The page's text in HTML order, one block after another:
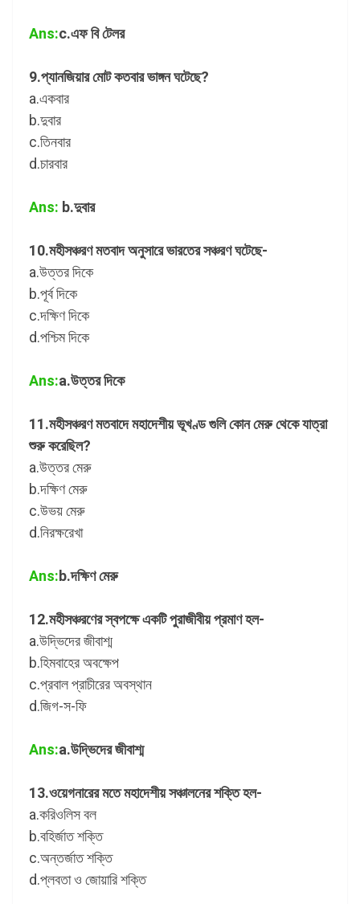
Ans:c.এফ বি টেলর
9.প্যানজিয়ার মোট কতবার ভাঙ্গন ঘটেছে?
a.একবার
b.দুবার
c.তিনবার
d.চারবার
Ans: b.দুবার
10.মহীসঞ্চরণ মতবাদ অনুসারে ভারতের সঞ্চরণ ঘটেছে-
a.উত্তর দিকে
b.পূর্ব দিকে
c.দক্ষিণ দিকে
d.পশ্চিম দিকে
Ans:a.উত্তর দিকে
11.মহীসঞ্চরণ মতবাদে মহাদেশীয় ভূখণ্ড গুলি কোন মেরু থেকে যাত্রা
শুরু করেছিল?
a.উত্তর মেরু
b.দক্ষিণ মেরু
c.উভয় মেরু
d.নিরক্ষরেখা
Ans:b.দক্ষিণ মেরু
12.মহীসঞ্চরণের স্বপক্ষে একটি পুরাজীবীয় প্রমাণ হল-
a.উদ্ভিদের জীবাশ্ম
b.হিমবাহের অবক্ষেপ
c.প্রবাল প্রাচীরের অবস্থান
d.জিগ-স-ফি
Ans:a.উদ্ভিদের জীবাশ্ম
13.ওয়েগনারের মতে মহাদেশীয় সঞ্চালনের শক্তি হল-
a.করিওলিস বল
b.বহির্জাত শক্তি
c.অন্তর্জাত শক্তি
d.প্লবতা ও জোয়ারি শক্তি